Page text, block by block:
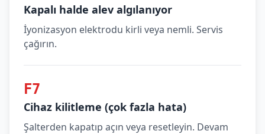
Kapalı halde alev algılanıyor
İyonizasyon elektrodu kirli veya nemli. Servis
çağırın.
F7
Cihaz kilitleme (çok fazla hata)
Şalterden kapatıp açın veya resetleyin. Devam